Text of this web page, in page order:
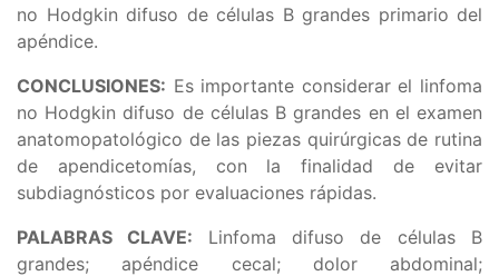
no Hodgkin difuso de células B grandes primario del
apéndice.
CONCLUSIONES: Es importante considerar el linfoma
no Hodgkin difuso de células B grandes en el examen
anatomopatológico de las piezas quirúrgicas de rutina
de apendicetomías, con la finalidad de evitar
subdiagnósticos por evaluaciones rápidas.
PALABRAS CLAVE:
Linfoma difuso de células B
grandes; apéndice cecal; dolor abdominal;